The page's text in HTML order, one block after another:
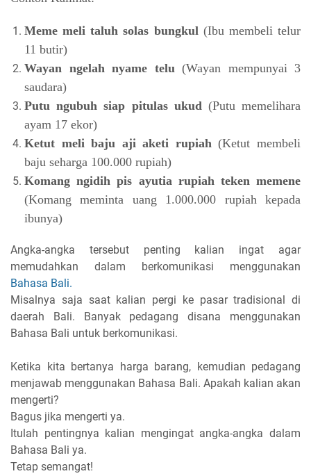
Meme meli taluh solas bungkul (Ibu membeli telur
11 butir)
Wayan ngelah nyame telu (Wayan mempunyai 3
saudara)
Putu ngubuh siap pitulas ukud (Putu memelihara
ayam 17 ekor)
Ketut meli baju aji aketi rupiah(Ketut membeli
baju seharga 100.000 rupiah)
Komang ngidih pis ayutia rupiah teken memene
(Komang meminta uang 1.000.000 rupiah kepada
ibunya)
Angka-angka tersebut penting kalian ingat agar
memudahkan dalam berkomunikasi menggunakan
Bahasa Bali.
Misalnya saja saat kalian pergi ke pasar tradisional di
daerah Bali. Banyak pedagang disana menggunakan
Bahasa Bali untuk berkomunikasi.
Ketika kita bertanya harga barang, kemudian pedagang
menjawab menggunakan Bahasa Bali. Apakah kalian akan
mengerti?
Bagus jika mengerti ya.
Itulah pentingnya kalian mengingat angka-angka dalam
Bahasa Bali ya.
Tetap semangat!